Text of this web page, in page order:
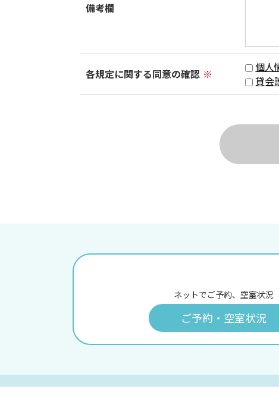
備考欄
各規定に関する同意の確認 ※ 個人
貸会
ネットでご予約、空室状況
ご予約・空室状況